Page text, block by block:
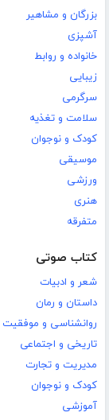
بزرگان و مشاهیر
آشپزی
خانواده و روابط
زیبایی
سرگرمی
سلامت و تغذیه
کودک و نوجوان
موسیقی
ورزشی
هنری
متفرقه
کتاب صوتی
شعر و ادبیات
داستان و رمان
روانشناسی و موفقیت
تاریخی و اجتماعی
مدیریت و تجارت
کودک و نوجوان
آموزشی